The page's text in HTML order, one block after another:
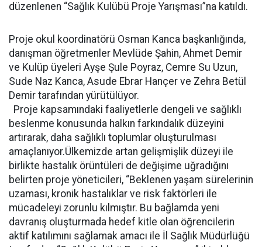
düzenlenen “Sağlık Kulübü Proje Yarışması”na katıldı.
Proje okul koordinatörü Osman Kanca başkanlığında,
danışman öğretmenler Mevlüde Şahin, Ahmet Demir
ve Kulüp üyeleri Ayşe Şule Poyraz, Cemre Su Uzun,
Sude Naz Kanca, Asude Ebrar Hançer ve Zehra Betül
Demir tarafından yürütülüyor.
Proje kapsamındaki faaliyetlerle dengeli ve sağlıklı
beslenme konusunda halkın farkındalık düzeyini
artırarak, daha sağlıklı toplumlar oluşturulması
amaçlanıyor.Ülkemizde artan gelişmişlik düzeyi ile
birlikte hastalık örüntüleri de değişime uğradığını
belirten proje yöneticileri, “Beklenen yaşam sürelerinin
uzaması, kronik hastalıklar ve risk faktörleri ile
mücadeleyi zorunlu kılmıştır. Bu bağlamda yeni
davranış oluşturmada hedef kitle olan öğrencilerin
aktif katılımını sağlamak amacı ile İl Sağlık Müdürlüğü